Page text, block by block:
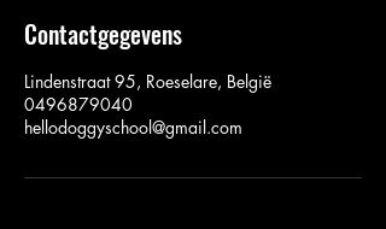
Contactgegevens
Lindenstraat 95, Roeselare, België
0496879040
hellodoggyschool@gmail.com